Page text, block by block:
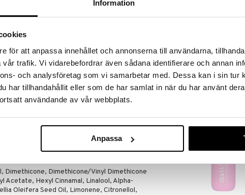
Information
för att anpassa innehållet och annonserna till användarna,
trafik. Vi vidarebefordrar även sådana identifierare och annan
och analysföretag som vi samarbetar med. Dessa kan i sin tur
har tillhandahållit eller som de har samlat in när du har använt
användande av vår webbplats.
Anpassa
voivat päästä loppumaan!
ale-löydöt »
Light Travel Size - Luminous Oil öljy
kiiltoa hiuksillesi. Sisältää uutetta valkoisesta
koostumus antaa kauniita heijastumia
Dimethicone, Dimethicone/Vinyl Dimethicone
Acetate, Hexyl Cinnamal, Linalool, Alpha-
Oleifera Seed Oil, Limonene, Citronellol,
Refillable Travel
VADECO
4,99 €